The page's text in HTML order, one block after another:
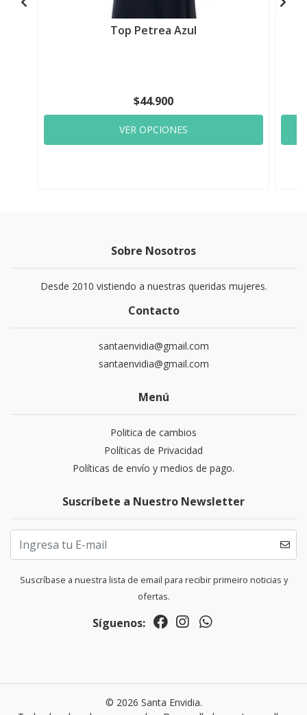
Top Petrea Azul
$44.900
VER OPCIONES
Sobre Nosotros
Desde 2010 vistiendo a nuestras queridas mujeres.
Contacto
santaenvidia@gmail.com
santaenvidia@gmail.com
Menú
Politica de cambios
Políticas de Privacidad
Políticas de envío y medios de pago.
Suscríbete a Nuestro Newsletter
Suscríbase a nuestra lista de email para recibir primeiro noticias y
ofertas.
Síguenos:
© 2026 Santa Envidia.